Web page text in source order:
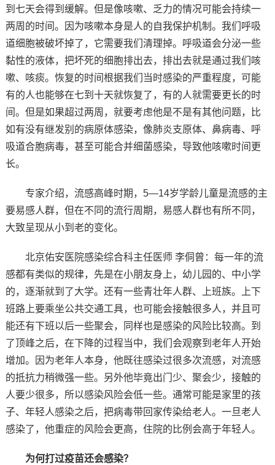
到七天会得到缓解。但是像咳嗽、乏力的情况可能会持续一
两周的时间。因为咳嗽本身是人的自我保护机制。我们呼吸
道细胞被破坏掉了，它需要我们清理掉。呼吸道会分泌一些
黏性的液体，把坏死的细胞排出去，排出去就是通过我们咳
嗽、咳痰。恢复的时间根据我们当时感染的严重程度，可能
有的人也能够在七到十天就恢复了，有的人就需要更长的时
间。但是如果超过两周，就要考虑他是不是有其他问题，比
如有没有继发别的病原体感染，像肺炎支原体、鼻病毒、呼
吸道合胞病毒，甚至可能合并细菌感染，导致他咳嗽时间更
长。
专家介绍，流感高峰时期，5—14岁学龄儿童是流感的主
要易感人群，但在不同的流行周期，易感人群也有所不同，
大致呈现从小到老的变化。
北京佑安医院感染综合科主任医师 李侗曾：每一年的流
感都有类似的规律，先是在小朋友身上，幼儿园的、中小学
的，逐渐就到了大学。还有一些青壮年人群、上班族。上下
班路上要乘坐公共交通工具，也可能会接触很多人，并且可
能还有下班以后一些聚会，同样也是感染的风险比较高。到
了顶峰之后，在下降的过程当中，我们会观察到老年人开始
增加。因为老年人本身，他既往感染过很多次流感，对流感
的抵抗力稍微强一些。另外他毕竟出门少、聚会少，接触的
人要少很多，所以感染风险会低一些。通常可能是家里的孩
子、年轻人感染之后，把病毒带回家传染给老人。一旦老人
感染了，他重症的风险会更高，住院的比例会高于年轻人。
为何打过疫苗还会感染？